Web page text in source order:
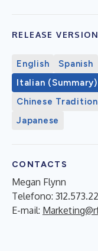
RELEASE
English Spanish
Italian (Summary)
Chinese
Japanese
CONTACTS
Megan Flynn
Telefono:
E-mail: